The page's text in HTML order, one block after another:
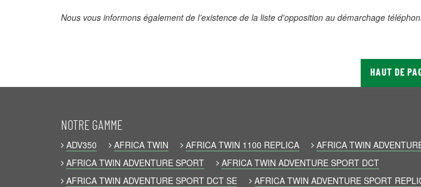
Nous vous informons également de l’existence de la liste d'opposition au démarchage
HAUT DE
NOTRE GAMME
ADV350 AFRICA TWIN AFRICA TWIN 1100 REPLICA
AFRICA TWIN
AFRICA TWIN ADVENTURE SPORT
AFRICA TWIN ADVENTURE SPORT DCT
AFRICA TWIN ADVENTURE SPORT DCT SE
AFRICA TWIN ADVENTURE SPORT